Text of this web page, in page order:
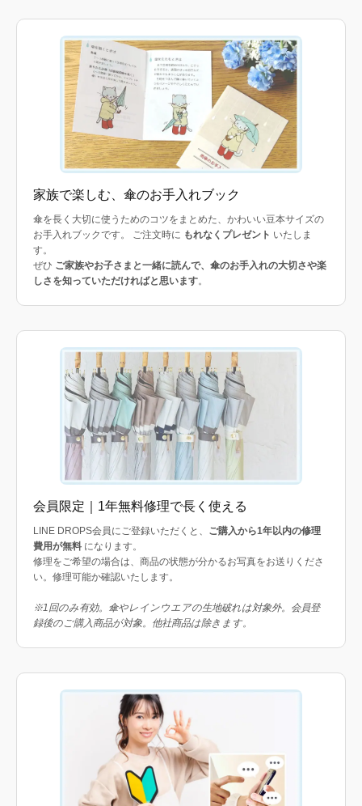
家族で楽しむ、傘のお手入れブック
傘を長く大切に使うためのコツをまとめた、かわいい豆本サイズの
お手入れブックです。 ご注文時に もれなくプレゼント いたしま
す。
ぜひ ご家族やお子さまと一緒に読んで、傘のお手入れの大切さや楽
しさを知っていただければと思います。
会員限定｜1年無料修理で長く使える
LINE DROPS会員にご登録いただくと、 ご購入から1年以内の修理
費用が無料 になります。
修理をご希望の場合は、商品の状態が分かるお写真をお送りくださ
い。修理可能か確認いたします。
※1回のみ有効。傘やレインウエアの生地破れは対象外。会員登
録後のご購入商品が対象。他社商品は除きます。